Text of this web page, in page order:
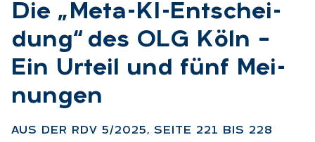
:Die „Meta-KI-Ent­schei­
dung“ des OLG Köln –
Ein Ur­teil und fünf Mei­
nun­gen
AUS DER RDV 5/2025, SEI­TE 221 BIS 228